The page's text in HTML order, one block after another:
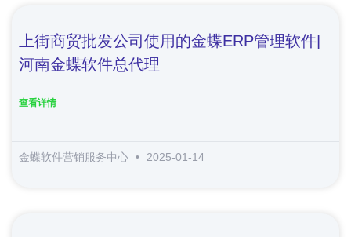
上街商贸批发公司使用的金蝶ERP管理软件|
河南金蝶软件总代理
查看详情
金蝶软件营销服务中心 2025-01-14